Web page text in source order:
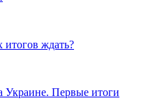
ждать?
Украине. Первые итоги